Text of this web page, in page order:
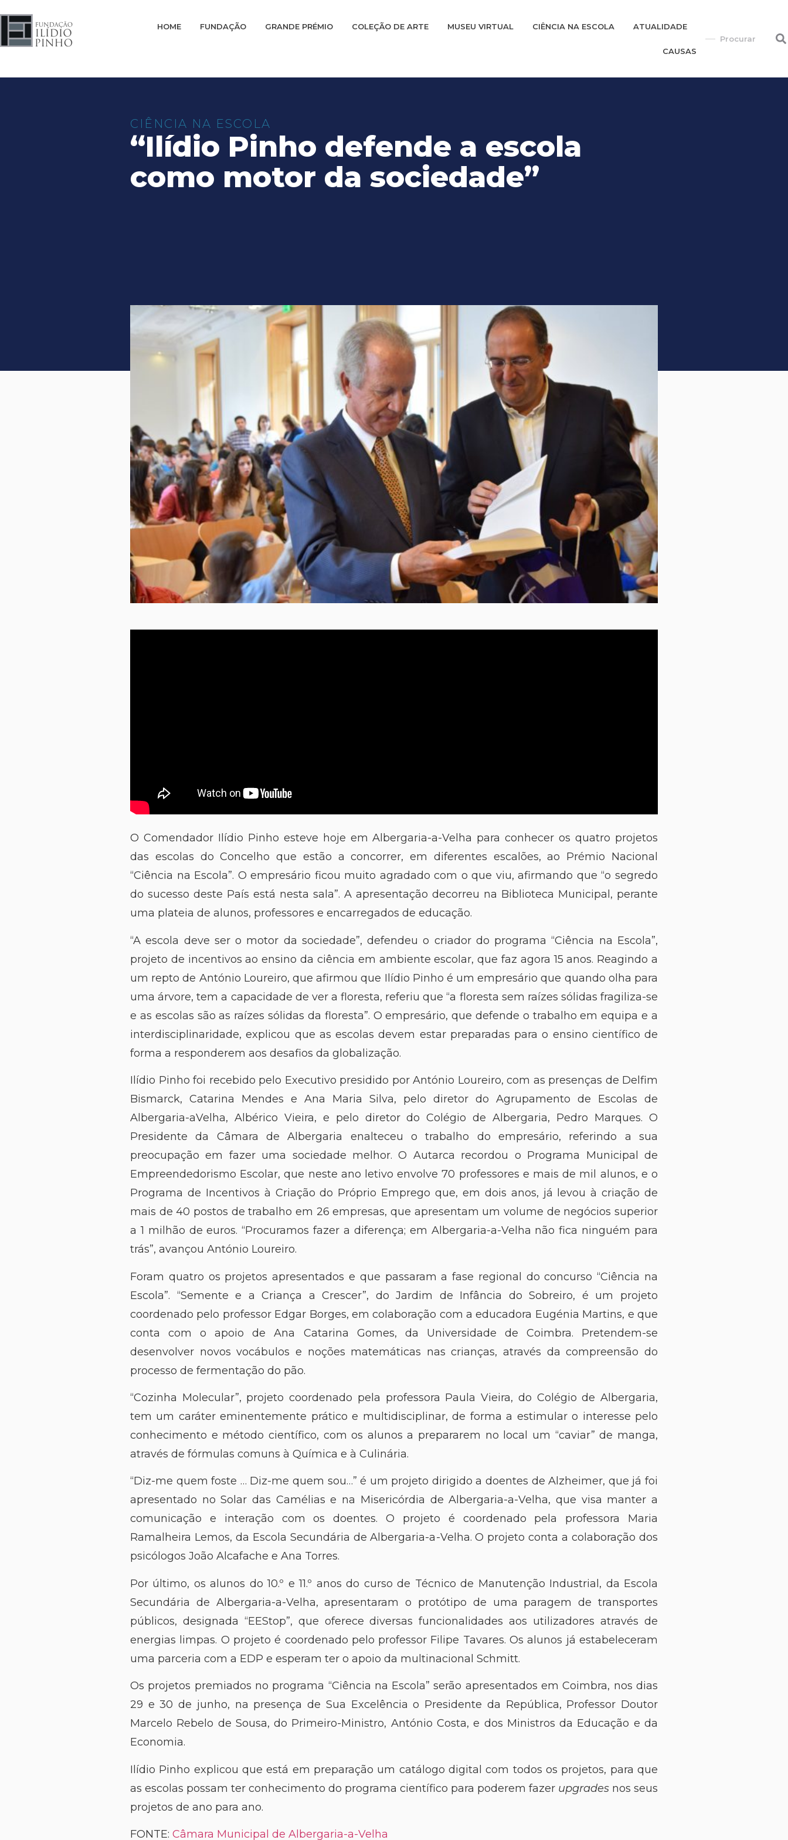
HOME FUNDAÇÃO GRANDE PRÉMIO COLEÇÃO DE ARTE MUSEU VIRTUAL CIÊNCIA NA ESCOLA ATUALIDADE
CAUSAS
CIÊNCIA NA ESCOLA
“Ilídio Pinho defende a escola
como motor da sociedade”
O Comendador Ilídio Pinho esteve hoje em Albergaria-a-Velha para conhecer os quatro projetos
das escolas do Concelho que estão a concorrer, em diferentes escalões, ao Prémio Nacional
“Ciência na Escola”. O empresário ficou muito agradado com o que viu, afirmando que “o segredo
do sucesso deste País está nesta sala”. A apresentação decorreu na Biblioteca Municipal, perante
uma plateia de alunos, professores e encarregados de educação.
“A escola deve ser o motor da sociedade”, defendeu o criador do programa “Ciência na Escola”,
projeto de incentivos ao ensino da ciência em ambiente escolar, que faz agora 15 anos. Reagindo a
um repto de António Loureiro, que afirmou que Ilídio Pinho é um empresário que quando olha para
uma árvore, tem a capacidade de ver a floresta, referiu que “a floresta sem raízes sólidas fragiliza-se
e as escolas são as raízes sólidas da floresta”. O empresário, que defende o trabalho em equipa e a
interdisciplinaridade, explicou que as escolas devem estar preparadas para o ensino científico de
forma a responderem aos desafios da globalização.
Ilídio Pinho foi recebido pelo Executivo presidido por António Loureiro, com as presenças de Delfim
Bismarck, Catarina Mendes e Ana Maria Silva, pelo diretor do Agrupamento de Escolas de
Albergaria-aVelha, Albérico Vieira, e pelo diretor do Colégio de Albergaria, Pedro Marques. O
Presidente da Câmara de Albergaria enalteceu o trabalho do empresário, referindo a sua
preocupação em fazer uma sociedade melhor. O Autarca recordou o Programa Municipal de
Empreendedorismo Escolar, que neste ano letivo envolve 70 professores e mais de mil alunos, e o
Programa de Incentivos à Criação do Próprio Emprego que, em dois anos, já levou à criação de
mais de 40 postos de trabalho em 26 empresas, que apresentam um volume de negócios superior
a 1 milhão de euros. “Procuramos fazer a diferença; em Albergaria-a-Velha não fica ninguém para
trás”, avançou António Loureiro.
Foram quatro os projetos apresentados e que passaram a fase regional do concurso “Ciência na
Escola”. “Semente e a Criança a Crescer”, do Jardim de Infância do Sobreiro, é um projeto
coordenado pelo professor Edgar Borges, em colaboração com a educadora Eugénia Martins, e que
conta com o apoio de Ana Catarina Gomes, da Universidade de Coimbra. Pretendem-se
desenvolver novos vocábulos e noções matemáticas nas crianças, através da compreensão do
processo de fermentação do pão.
“Cozinha Molecular”, projeto coordenado pela professora Paula Vieira, do Colégio de Albergaria,
tem um caráter eminentemente prático e multidisciplinar, de forma a estimular o interesse pelo
conhecimento e método científico, com os alunos a prepararem no local um “caviar” de manga,
através de fórmulas comuns à Química e à Culinária.
“Diz-me quem foste … Diz-me quem sou…” é um projeto dirigido a doentes de Alzheimer, que já foi
apresentado no Solar das Camélias e na Misericórdia de Albergaria-a-Velha, que visa manter a
comunicação e interação com os doentes. O projeto é coordenado pela professora Maria
Ramalheira Lemos, da Escola Secundária de Albergaria-a-Velha. O projeto conta a colaboração dos
psicólogos João Alcafache e Ana Torres.
Por último, os alunos do 10.º e 11.º anos do curso de Técnico de Manutenção Industrial, da Escola
Secundária de Albergaria-a-Velha, apresentaram o protótipo de uma paragem de transportes
públicos, designada “EEStop”, que oferece diversas funcionalidades aos utilizadores através de
energias limpas. O projeto é coordenado pelo professor Filipe Tavares. Os alunos já estabeleceram
uma parceria com a EDP e esperam ter o apoio da multinacional Schmitt.
Os projetos premiados no programa “Ciência na Escola” serão apresentados em Coimbra, nos dias
29 e 30 de junho, na presença de Sua Excelência o Presidente da República, Professor Doutor
Marcelo Rebelo de Sousa, do Primeiro-Ministro, António Costa, e dos Ministros da Educação e da
Economia.
Ilídio Pinho explicou que está em preparação um catálogo digital com todos os projetos, para que
as escolas possam ter conhecimento do programa científico para poderem fazer upgrades nos seus
projetos de ano para ano.
FONTE: Câmara Municipal de Albergaria-a-Velha